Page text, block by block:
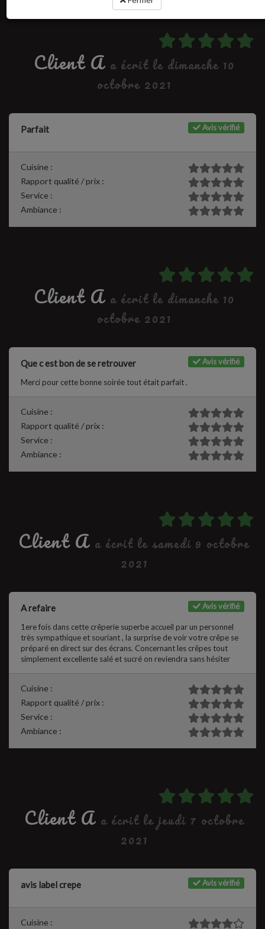
Client A a écrit le dimanche 10
octobre 2021
Avis vérifié
Parfait
Cuisine :
Rapport qualité / prix :
Service :
Ambiance :
Client A a écrit le dimanche 10
octobre 2021
Avis vérifié
Que c est bon de se retrouver
Merci pour cette bonne soirée tout était parfait .
Cuisine :
Rapport qualité / prix :
Service :
Ambiance :
Client A a écrit le samedi 9 octobre
2021
Avis vérifié
A refaire
1ere fois dans cette crêperie superbe accueil par un personnel
très sympathique et souriant , la surprise de voir votre crêpe se
préparé en direct sur des écrans. Concernant les crêpes tout
simplement excellente salé et sucré on reviendra sans hésiter
Cuisine :
Rapport qualité / prix :
Service :
Ambiance :
Client A a écrit le jeudi 7 octobre
2021
Avis vérifié
avis label crepe
Cuisine :